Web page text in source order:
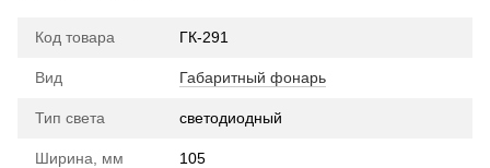
Код товара ГК-291
Вид Габаритный фонарь
Тип света cветодиодный
Ширина, мм 105